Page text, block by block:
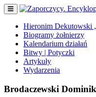
Hieronim Dekutowski
Biogramy żołnierzy
Kalendarium działań
Bitwy | Potyczki
Artykuły
Wydarzenia
Brodaczewski